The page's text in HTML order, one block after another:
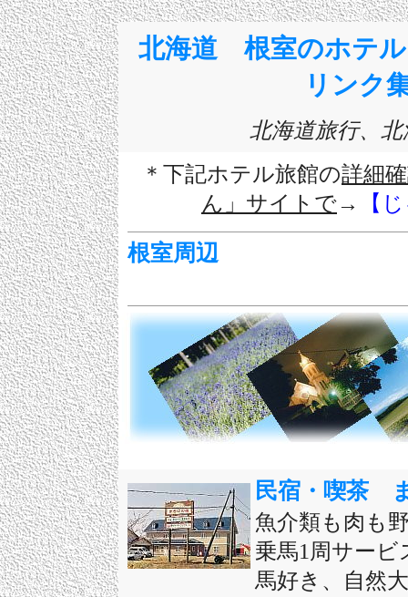
北海道 根室のホテ
リン
北海道旅行、
＊下記ホテル旅館の詳細
ん」サイトで→ 【
根室周辺
民宿・喫茶
魚介類も肉も
乗馬1周サービ
馬好き、自然